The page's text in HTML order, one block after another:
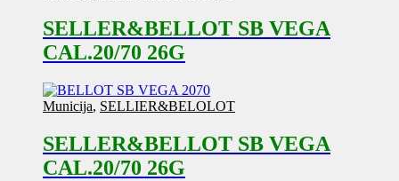
SELLER&BELLOT SB VEGA
CAL.20/70 26G
Municija, SELLIER&BELOLOT
SELLER&BELLOT SB VEGA
CAL.20/70 26G